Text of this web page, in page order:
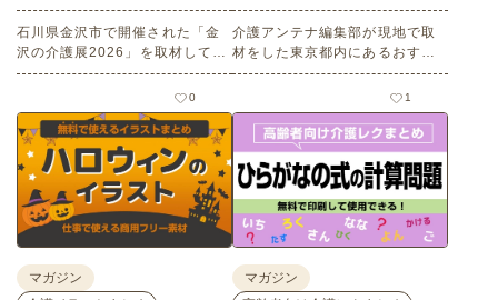
た1日。
石川県金沢市で開催された「金
沢の介護展2026」を取材してき
ました。医師による人気講演か
ら、気軽に参加できるミニ講
座、体験型の企業ブースまで、
介護・医療・健康の“学び・体
験・相談”が一度にできる、見ど
ころ満載のイベントの様子をレ
ポートします。
0
介護アンテナ編集部が現地で取
材をした東京都内にあるおすす
めの梅の名所を５選紹介しま
す。見どころはもちろんのこと
バリアフリーの設備面について
も紹介しているので、介護施設
などでの外出アクティビティの
事前チェックの際にぜひ参考に
してください。
1
マガジン
マガジン